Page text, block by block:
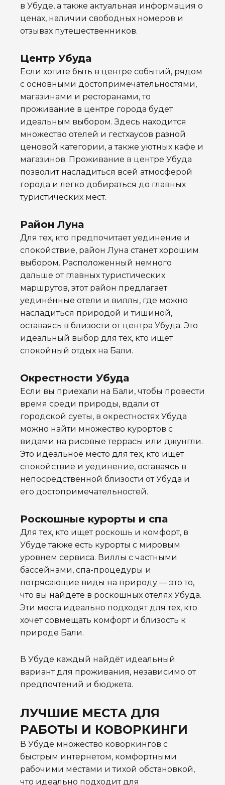
в Убуде, а также актуальная информация о
ценах, наличии свободных номеров и
отзывах путешественников.
Центр Убуда
Если хотите быть в центре событий, рядом
с основными достопримечательностями,
магазинами и ресторанами, то
проживание в центре города будет
идеальным выбором. Здесь находится
множество отелей и гестхаусов разной
ценовой категории, а также уютных кафе и
магазинов. Проживание в центре Убуда
позволит насладиться всей атмосферой
города и легко добираться до главных
туристических мест.
Район Луна
Для тех, кто предпочитает уединение и
спокойствие, район Луна станет хорошим
выбором. Расположенный немного
дальше от главных туристических
маршрутов, этот район предлагает
уединённые отели и виллы, где можно
насладиться природой и тишиной,
оставаясь в близости от центра Убуда. Это
идеальный выбор для тех, кто ищет
спокойный отдых на Бали.
Окрестности Убуда
Если вы приехали на Бали, чтобы провести
время среди природы, вдали от
городской суеты, в окрестностях Убуда
можно найти множество курортов с
видами на рисовые террасы или джунгли.
Это идеальное место для тех, кто ищет
спокойствие и уединение, оставаясь в
непосредственной близости от Убуда и
его достопримечательностей.
Роскошные курорты и спа
Для тех, кто ищет роскошь и комфорт, в
Убуде также есть курорты с мировым
уровнем сервиса. Виллы с частными
бассейнами, спа-процедуры и
потрясающие виды на природу — это то,
что вы найдёте в роскошных отелях Убуда.
Эти места идеально подходят для тех, кто
хочет совмещать комфорт и близость к
природе Бали.
В Убуде каждый найдёт идеальный
вариант для проживания, независимо от
предпочтений и бюджета.
ЛУЧШИЕ МЕСТА ДЛЯ
РАБОТЫ И КОВОРКИНГИ
В Убуде множество коворкингов с
быстрым интернетом, комфортными
рабочими местами и тихой обстановкой,
что идеально подходит для